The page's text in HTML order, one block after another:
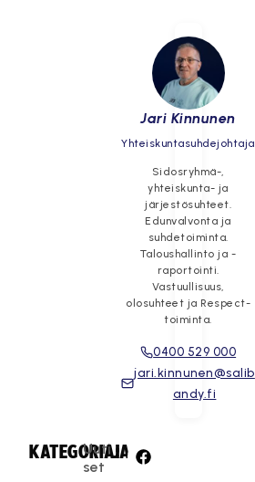
Jari Kinnunen
Yhteiskuntasuhdejohtaja
Sidosryhmä-,
yhteiskunta- ja
järjestösuhteet.
Edunvalvonta ja
suhdetoiminta.
Taloushallinto ja -
raportointi.
Vastuullisuus,
olosuhteet ja Respect-
toiminta.
0400 529 000
jari.kinnunen@salib
andy.fi
KATEGORIA:
Uuti
set
JAA: